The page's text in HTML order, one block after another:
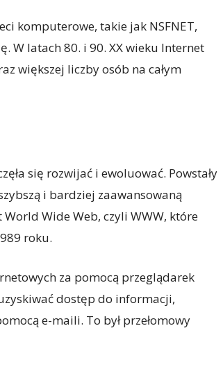
komputerowe, takie jak NSFNET,
W latach 80. i 90. XX wieku Internet
większej liczby osób na całym
się rozwijać i ewoluować. Powstały
i bardziej zaawansowaną
Wide Web, czyli WWW, które
roku.
za pomocą przeglądarek
dostęp do informacji,
e-maili. To był przełomowy